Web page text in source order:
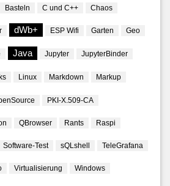
Basteln C und C++ Chaos
dWb+ ESP Wifi Garten Geo
Java Jupyter JupyterBinder
Linux Markdown Markup
PKI-X.509-CA
QBrowser Rants Raspi
Software-Test sQLshell TeleGrafana
Virtualisierung Windows